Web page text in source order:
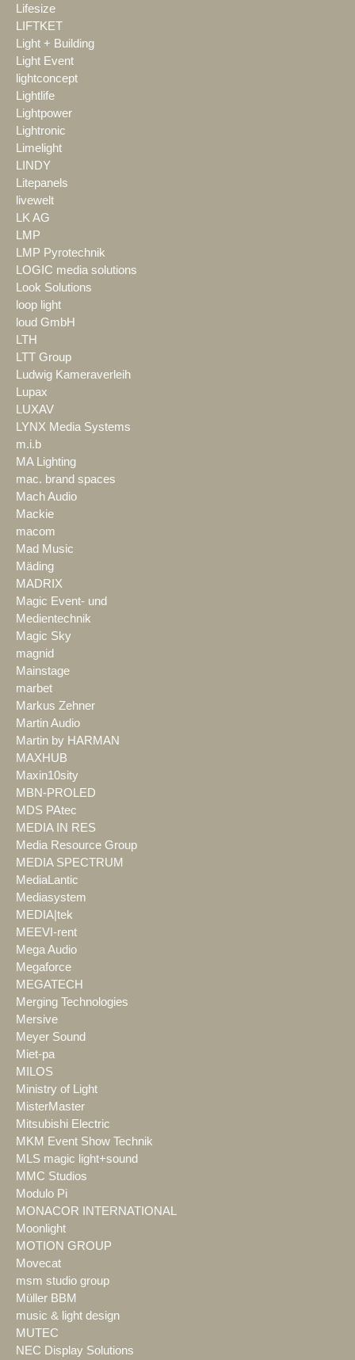
Lifesize
LIFTKET
Light + Building
Light Event
lightconcept
Lightlife
Lightpower
Lightronic
Limelight
LINDY
Litepanels
livewelt
LK AG
LMP
LMP Pyrotechnik
LOGIC media solutions
Look Solutions
loop light
loud GmbH
LTH
LTT Group
Ludwig Kameraverleih
Lupax
LUXAV
LYNX Media Systems
m.i.b
MA Lighting
mac. brand spaces
Mach Audio
Mackie
macom
Mad Music
Mäding
MADRIX
Magic Event- und
Medientechnik
Magic Sky
magnid
Mainstage
marbet
Markus Zehner
Martin Audio
Martin by HARMAN
MAXHUB
Maxin10sity
MBN-PROLED
MDS PAtec
MEDIA IN RES
Media Resource Group
MEDIA SPECTRUM
MediaLantic
Mediasystem
MEDIA|tek
MEEVI-rent
Mega Audio
Megaforce
MEGATECH
Merging Technologies
Mersive
Meyer Sound
Miet-pa
MILOS
Ministry of Light
MisterMaster
Mitsubishi Electric
MKM Event Show Technik
MLS magic light+sound
MMC Studios
Modulo Pi
MONACOR INTERNATIONAL
Moonlight
MOTION GROUP
Movecat
msm studio group
Müller BBM
music & light design
MUTEC
NEC Display Solutions